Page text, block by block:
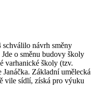
schválilo návrh směny
o směnu budovy školy
varhanické školy (tzv.
Základní umělecká
vile sídlí, získá pro výuku